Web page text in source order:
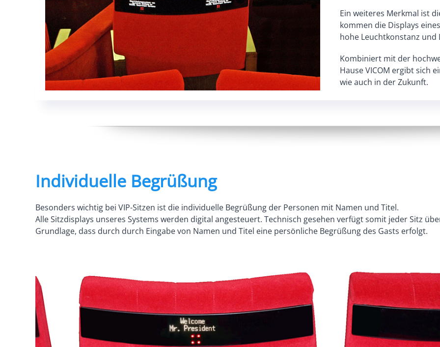
Ein weiteres Merkmal ist
kommen die Displays
hohe Leuchtkonstanz
Kombiniert mit der
Hause VICOM ergibt sich
wie auch in der Zukunft.
Individuelle Begrüßung
Besonders wichtig bei VIP-Sitzen ist die individuelle Begrüßung der Personen mit Namen und Titel.
Alle Sitzdisplays unseres Systems werden digital angesteuert. Technisch gesehen verfügt somit jeder Sitz
Grundlage, dass durch durch Eingabe von Namen und Titel eine persönliche Begrüßung des Gasts erfolgt.